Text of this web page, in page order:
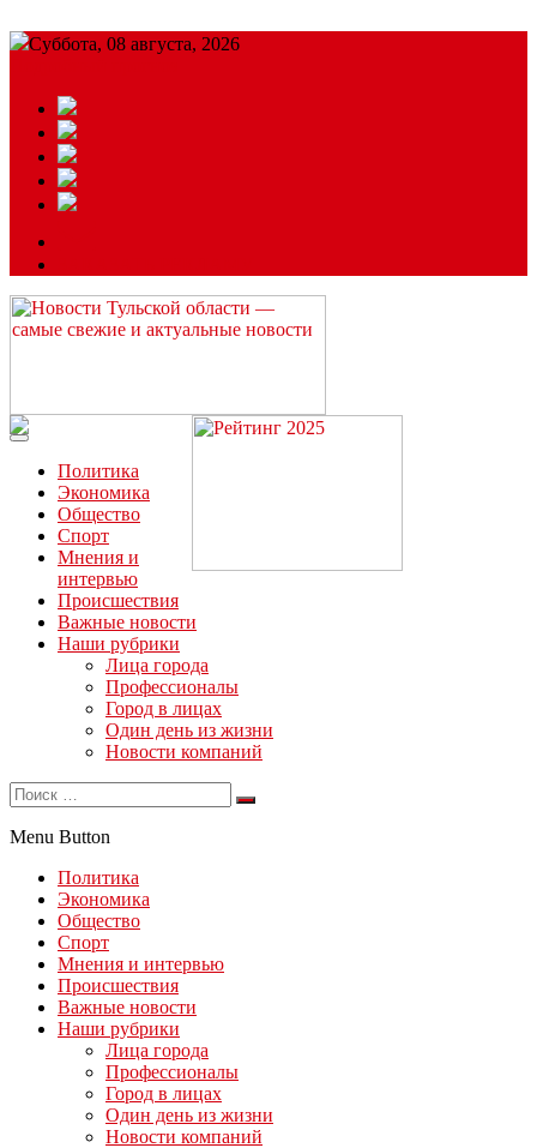
Суббота, 08 августа, 2026
Читайте последние новости дня в Тульской области на сайте
“ЗаНовомосковск”
Политика
Экономика
Общество
Спорт
Мнения и
интервью
Происшествия
Важные новости
Наши рубрики
Лица города
Профессионалы
Город в лицах
Один день из жизни
Новости компаний
Menu Button
Политика
Экономика
Общество
Спорт
Мнения и интервью
Происшествия
Важные новости
Наши рубрики
Лица города
Профессионалы
Город в лицах
Один день из жизни
Новости компаний